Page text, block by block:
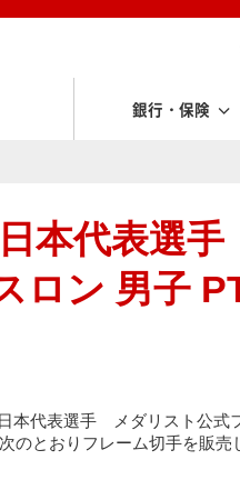
銀行・保険
本代表選
ン 男子
本代表選手 メダリスト公式
とおりフレーム切手を販売